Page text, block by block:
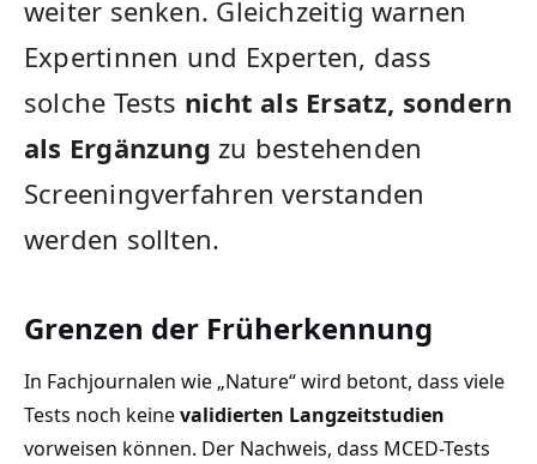
weiter senken. Gleichzeitig warnen
Expertinnen und Experten, dass
solche Tests nicht als Ersatz, sondern
als Ergänzung zu bestehenden
Screeningverfahren verstanden
werden sollten.
Grenzen der Früherkennung
In Fachjournalen wie „Nature“ wird betont, dass viele
Tests noch keinevalidierten Langzeitstudien
vorweisen können. Der Nachweis, dass MCED-Tests